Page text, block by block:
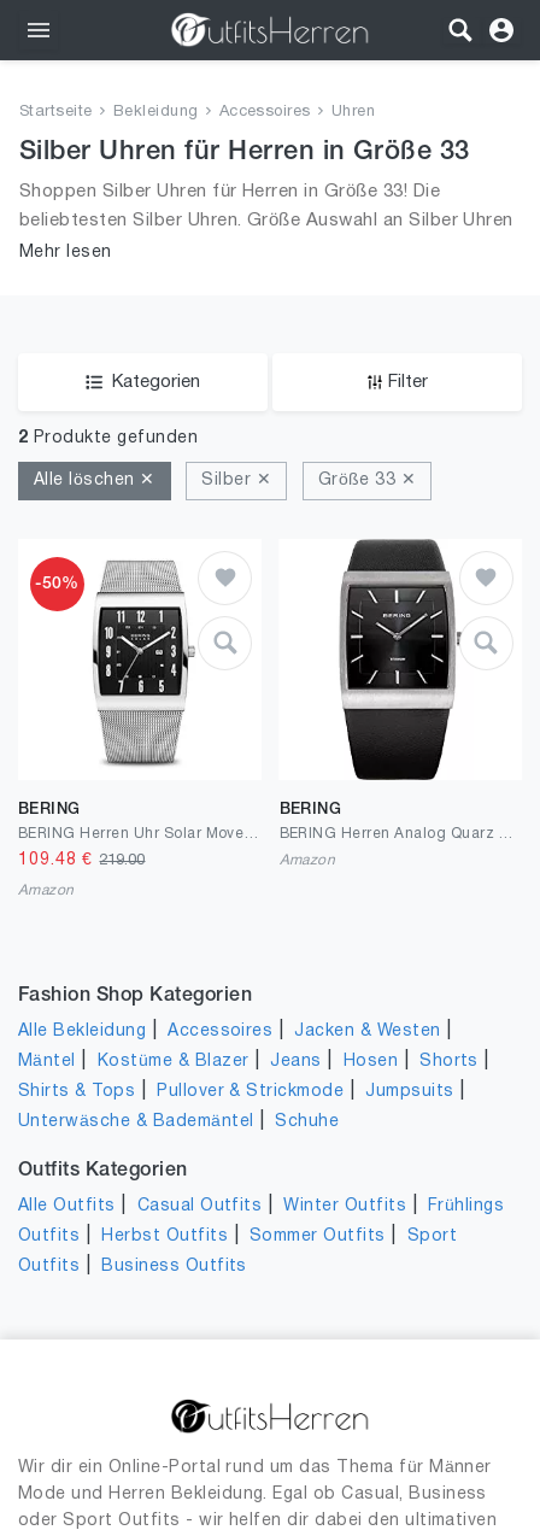
Bekleidung
Wäsche
Schuhe
Startseite Bekleidung Accessoires Uhren
Silber Uhren für Herren in Größe 33
Shoppen Silber Uhren für Herren in Größe 33! Die
beliebtesten Silber Uhren. Größe Auswahl an Silber Uhren
in Größe 33 und alle Trends aus 2026 für Männer!
Mehr lesen
Kategorien Filter
2 Produkte gefunden
Alle löschen ✕ Silber ✕ Größe 33 ✕
-50%
BERING
109.48 €219.00
Amazon
BERING
Amazon
Fashion Shop Kategorien
Alle Bekleidung |Accessoires |Jacken & Westen
Mäntel Kostüme & Blazer |Jeans Hosen |Shorts
Shirts & Tops Pullover & Strickmode |Jumpsuits
Unterwäsche & Bademäntel |Schuhe
Outfits Kategorien
Alle Outfits Casual Outfits |Winter Outfits
Frühlings
Outfits
Herbst Outfits Sommer Outfits
Sport
Outfits
Business Outfits
Wir dir ein Online-Portal rund um das Thema für Männer
Mode und Herren Bekleidung. Egal ob Casual, Business
oder Sport Outfits - wir helfen dir dabei den ultimativen